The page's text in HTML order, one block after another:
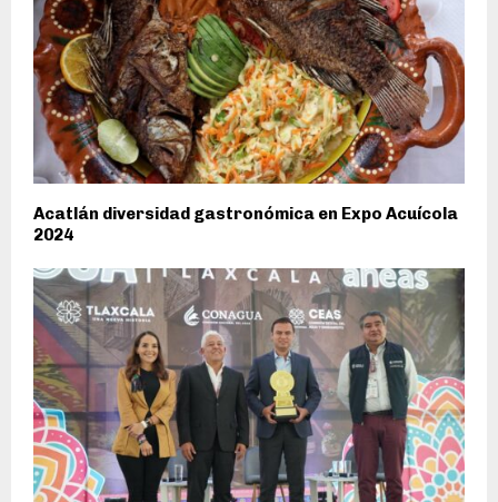
Acatlán diversidad gastronómica en Expo Acuícola
2024